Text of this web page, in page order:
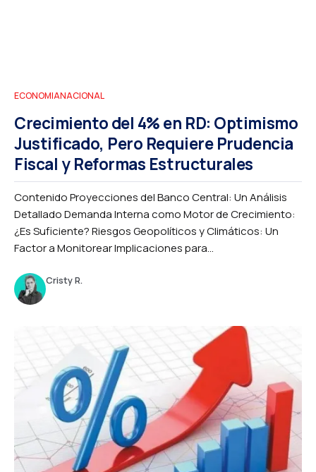
ECONOMIANACIONAL
Crecimiento del 4% en RD: Optimismo
Justificado, Pero Requiere Prudencia
Fiscal y Reformas Estructurales
Contenido Proyecciones del Banco Central: Un Análisis
Detallado Demanda Interna como Motor de Crecimiento:
¿Es Suficiente? Riesgos Geopolíticos y Climáticos: Un
Factor a Monitorear Implicaciones para...
Cristy R.